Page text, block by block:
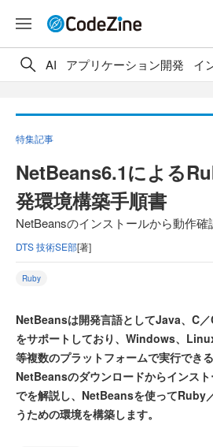
AI アプリケーション開発 イ
特集記事
NetBeans6.1による
発環境構築手順書
NetBeansのインストールから動作確
DTS 技術SE部[著]
Ruby
NetBeansは開発言語としてJava、C
をサポートしており、Windows、
等複数のプラットフォームで実行でき
NetBeansのダウンロードからインス
でを解説し、NetBeansを使って
うための環境を構築します。